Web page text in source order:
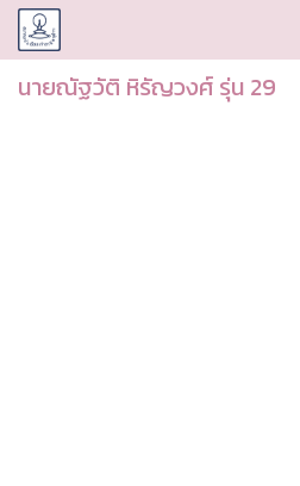
CUDAA
นายณัฐวัติ หิรัญวงศ์ รุ่น 29